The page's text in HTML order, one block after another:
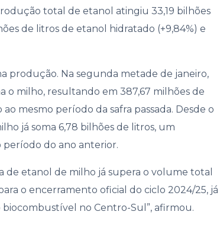
total de etanol atingiu 33,19 bilhões
de litros de etanol hidratado (+9,84%) e
produção. Na segunda metade de janeiro,
o milho, resultando em 387,67 milhões de
mesmo período da safra passada. Desde o
já soma 6,78 bilhões de litros, um
período do ano anterior.
de etanol de milho já supera o volume total
o encerramento oficial do ciclo 2024/25, já
no Centro-Sul”, afirmou.